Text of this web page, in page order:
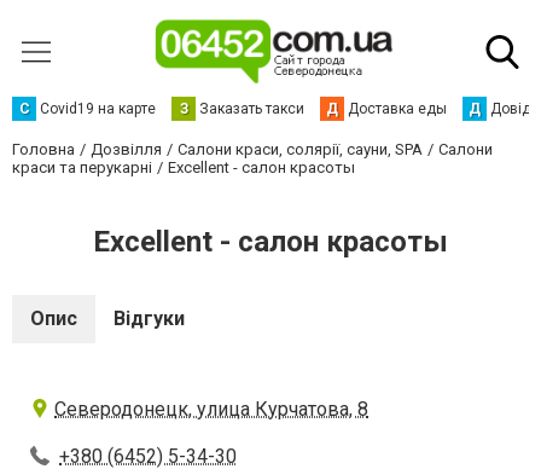
С Сovid19 на карте З Заказать такси Д Доставка еды Д
Головна Дозвілля Салони краси, солярії, сауни, SPA
Салони
краси та перукарні
Excellent - салон красоты
Excellent - салон красоты
Опис Відгуки
Северодонецк, улица Курчатова, 8
+380 (6452) 5-34-30